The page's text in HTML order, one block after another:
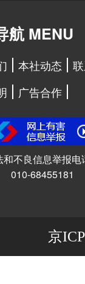
航 MENU
本社动态
广告合作
和不良信息举报电
010-68455181
京